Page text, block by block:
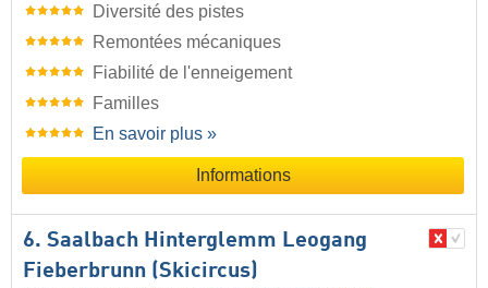
Diversité des pistes
Remontées mécaniques
Fiabilité de l'enneigement
Familles
En savoir plus »
Informations
6. Saalbach Hinterglemm Leogang
Fieberbrunn (Skicircus)